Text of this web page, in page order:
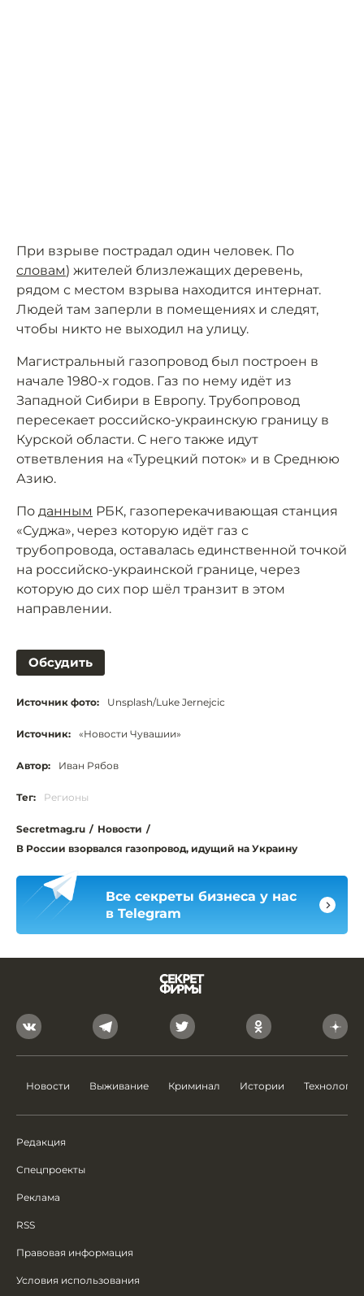
При взрыве пострадал один человек. По
словам) жителей близлежащих деревень,
рядом с местом взрыва находится интернат.
Людей там заперли в помещениях и следят,
чтобы никто не выходил на улицу.
Магистральный газопровод был построен в
начале 1980-х годов. Газ по нему идёт из
Западной Сибири в Европу. Трубопровод
пересекает российско-украинскую границу в
Курской области. С него также идут
ответвления на «Турецкий поток» и в Среднюю
Азию.
По данным РБК, газоперекачивающая станция
«Суджа», через которую идёт газ с
трубопровода, оставалась единственной точкой
на российско-украинской границе, через
которую до сих пор шёл транзит в этом
направлении.
Обсудить
Источник фото: Unsplash/Luke Jernejcic
Источник: «Новости Чувашии»
Автор: Иван Рябов
Тег: Регионы
Secretmag.ru / Новости /
В России взорвался газопровод, идущий на Украину
Все секреты бизнеса у нас
в Telegram
Новости Выживание Криминал Истории Технологии
Редакция
Спецпроекты
Реклама
RSS
Правовая информация
Условия использования